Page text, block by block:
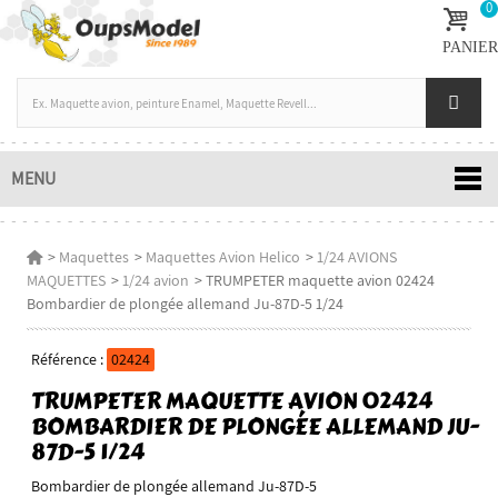
0
PANIER
MENU
> Maquettes > Maquettes Avion Helico >1/24 AVIONS
MAQUETTES >1/24 avion >TRUMPETER maquette avion 02424
Bombardier de plongée allemand Ju-87D-5 1/24
Référence : 02424
TRUMPETER MAQUETTE AVION 02424
BOMBARDIER DE PLONGÉE ALLEMAND JU-
87D-5 1/24
Bombardier de plongée allemand Ju-87D-5